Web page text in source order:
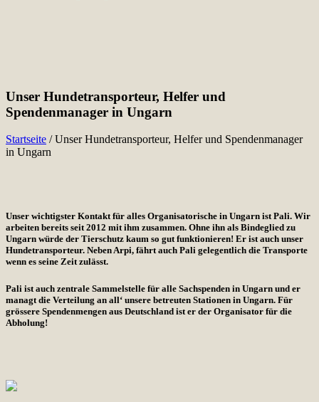
Unser Hundetransporteur, Helfer und
Spendenmanager in Ungarn
Startseite /Unser Hundetransporteur, Helfer und Spendenmanager
in Ungarn
Unser wichtigster Kontakt für alles Organisatorische in Ungarn ist Pali. Wir
arbeiten bereits seit 2012 mit ihm zusammen. Ohne ihn als Bindeglied zu
Ungarn würde der Tierschutz kaum so gut funktionieren! Er ist auch unser
Hundetransporteur. Neben Arpi, fährt auch Pali gelegentlich die Transporte
wenn es seine Zeit zulässt.
Pali ist auch zentrale Sammelstelle für alle Sachspenden in Ungarn und er
managt die Verteilung an all‘ unsere betreuten Stationen in Ungarn. Für
grössere Spendenmengen aus Deutschland ist er der Organisator für die
Abholung!